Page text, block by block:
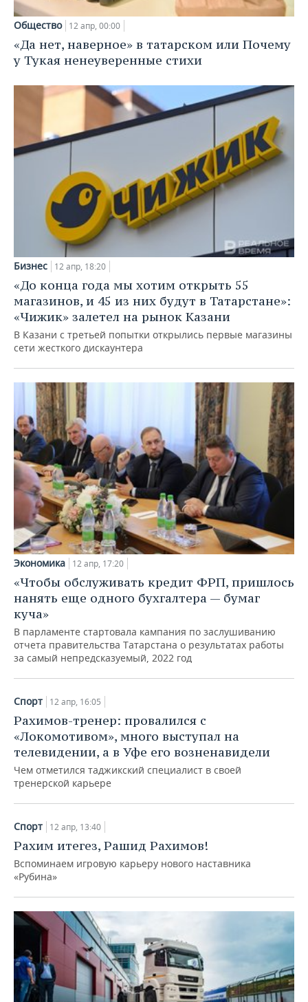
Общество 12 апр, 00:00
«Да нет, наверное» в татарском или Почему
у Тукая ненеуверенные стихи
Бизнес 12 апр, 18:20
«До конца года мы хотим открыть 55
магазинов, и 45 из них будут в Татарстане»:
«Чижик» залетел на рынок Казани
В Казани с третьей попытки открылись первые магазины
сети жесткого дискаунтера
Экономика 12 апр, 17:20
«Чтобы обслуживать кредит ФРП, пришлось
нанять еще одного бухгалтера — бумаг
куча»
В парламенте стартовала кампания по заслушиванию
отчета правительства Татарстана о результатах работы
за самый непредсказуемый, 2022 год
Спорт 12 апр, 16:05
Рахимов-тренер: провалился с
«Локомотивом», много выступал на
телевидении, а в Уфе его возненавидели
Чем отметился таджикский специалист в своей
тренерской карьере
Спорт 12 апр, 13:40
Рахим итегез, Рашид Рахимов!
Вспоминаем игровую карьеру нового наставника
«Рубина»